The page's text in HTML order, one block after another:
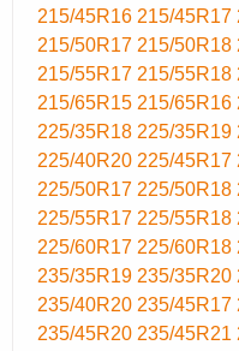
215/45R16 215/45R17
215/50R17 215/50R18
215/55R17 215/55R18
215/65R15 215/65R16
225/35R18 225/35R19
225/40R20 225/45R17
225/50R17 225/50R18
225/55R17 225/55R18
225/60R17 225/60R18
235/35R19 235/35R20
235/40R20 235/45R17
235/45R20 235/45R21